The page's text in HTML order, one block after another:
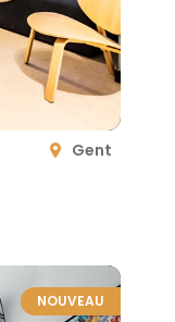
Gent
NOUVEAU